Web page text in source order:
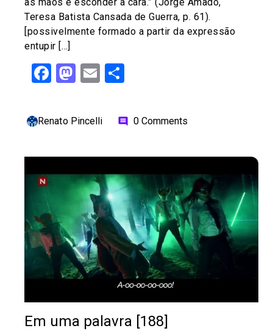
Teresa Batista Cansada de Guerra, p. 61).
[possivelmente formado a partir da expressão
entupir […]
Facebook
Mastodon
Email
Renato Pincelli comment 0 Comments
Em uma palavra [188]